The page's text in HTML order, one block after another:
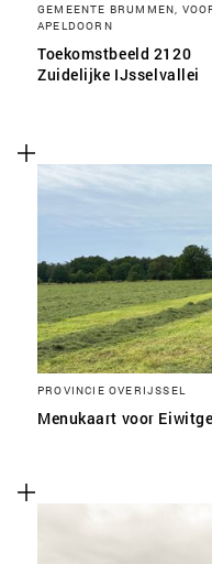
GEMEENTE BRUMMEN,
APELDOORN
Toekomstbeeld 2120
Zuidelijke IJsselvallei
PROVINCIE OVERIJSSEL
Menukaart voor